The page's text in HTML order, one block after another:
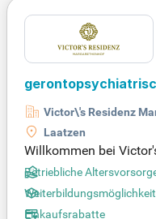
Victor\'s Residenz
Laatzen
Willkommen bei
in Laatzen! Wir
chlossener
weiterbildung in der
Betriebliche
Einkaufsrabatte